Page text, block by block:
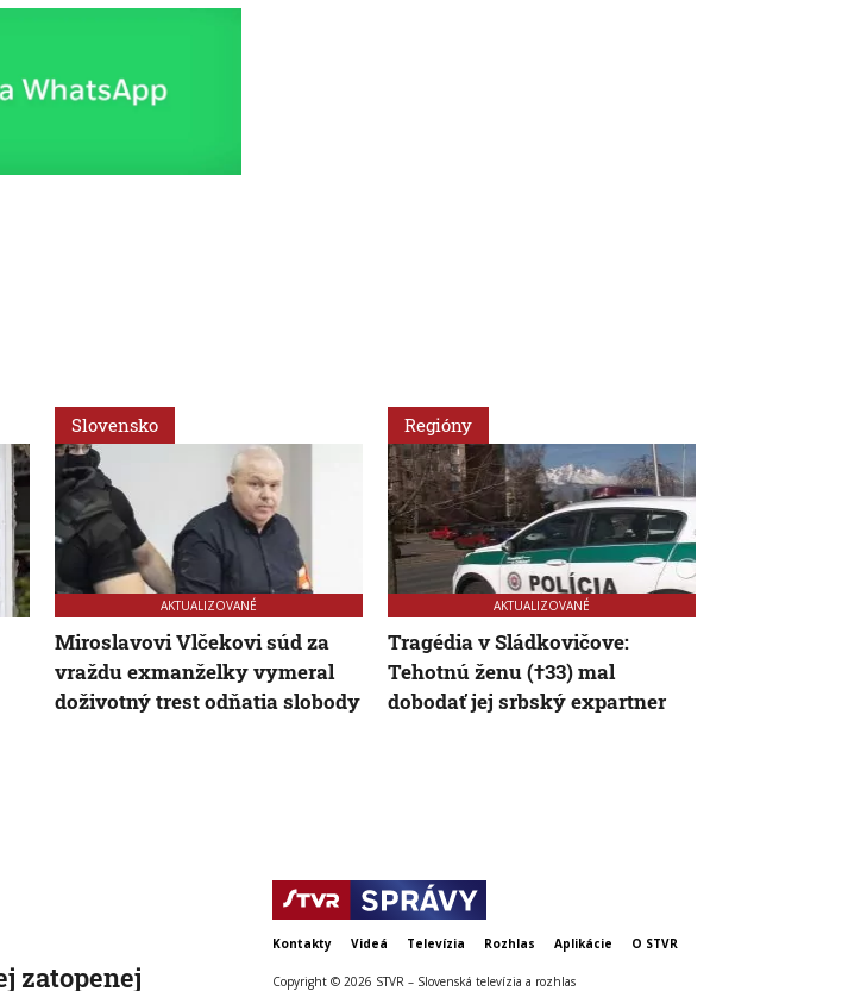
Slovensko
AKTUALIZOVANÉ
Miroslavovi Vlčekovi súd za
vraždu exmanželky vymeral
doživotný trest odňatia slobody
Regióny
AKTUALIZOVANÉ
Tragédia v Sládkovičove:
Tehotnú ženu (†33) mal
dobodať jej srbský expartner
zatopenej
Kontakty Videá Televízia Rozhlas Aplikácie O STVR
Copyright © 2026 STVR – Slovenská televízia a rozhlas